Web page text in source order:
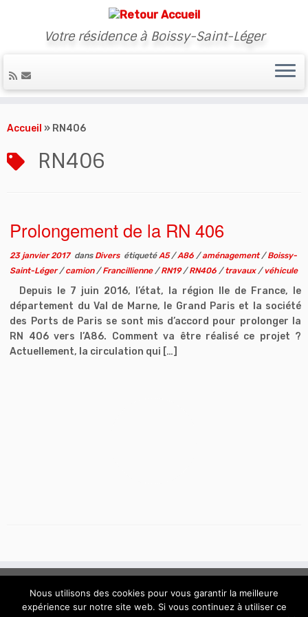
to
Votre résidence à Boissy-Saint-Léger
Accueil » RN406
RN406
Prolongement de la RN 406
23 janvier 2017dans Divers étiquetéA5/A86 /aménagement/Boissy-
Saint-Léger/camion /Francillienne /RN19/RN406 /travaux /véhicule
Depuis le 7 juin 2016, l’état, la région Ile de France, le
département du Val de Marne, le Grand Paris et la société
des Ports de Paris se sont mis d’accord pour prolonger la
RN 406 vers l’A86. Comment va être réalisé ce projet ?
Actuellement, la circulation qui […]
Nous utilisons des cookies pour vous garantir la meilleure
expérience sur notre site web. Si vous continuez à utiliser ce